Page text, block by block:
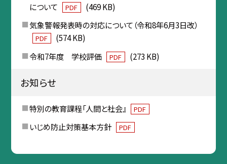
について
PDF
(469 KB)
気象警報発表時の対応について（令和8年6月3日改）
PDF
(574 KB)
令和7年度 学校評価
PDF (273 KB)
お知らせ
特別の教育課程「人間と社会』 PDF
いじめ防止対策基本方針 PDF